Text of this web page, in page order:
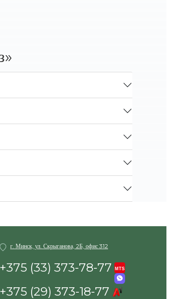
г. Минск, ул. Скрыганова, 2Б, офис 312
+375 (33) 373-78-77
+375 (29) 373-18-77